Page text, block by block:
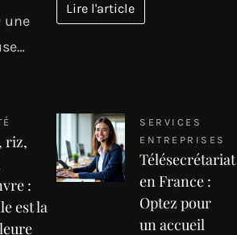
une
Lire l'article
riz,
:
est la
SERVICES
ENTREPRISES
Télésecrétariat
en France :
Optez pour
un accueil